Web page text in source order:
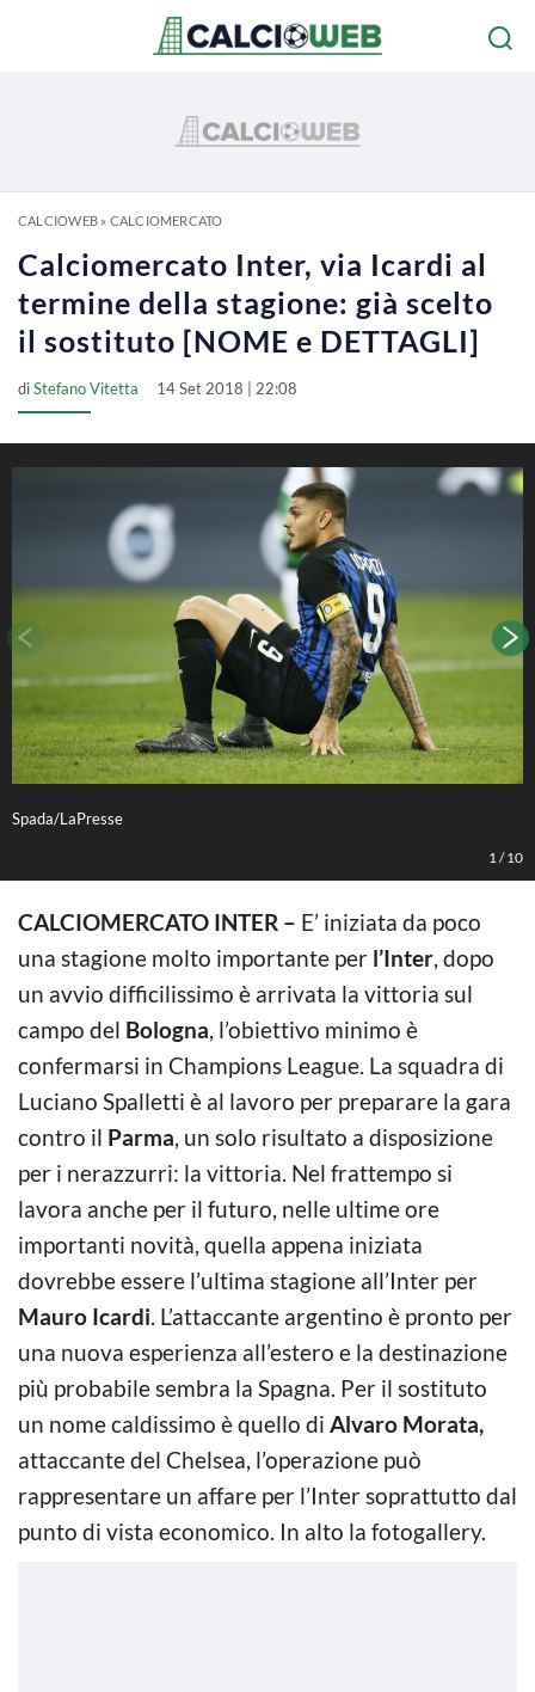
CALCIOWEB» CALCIOMERCATO
Calciomercato Inter, via Icardi al
termine della stagione: già scelto
il sostituto [NOME e DETTAGLI]
diStefano Vitetta 14 Set 2018 | 22:08
Spada/LaPresse
1 /10
CALCIOMERCATO INTER – E’ iniziata da poco
una stagione molto importante per l’Inter, dopo
un avvio difficilissimo è arrivata la vittoria sul
campo del Bologna, l’obiettivo minimo è
confermarsi in Champions League. La squadra di
Luciano Spalletti è al lavoro per preparare la gara
contro il Parma, un solo risultato a disposizione
per i nerazzurri: la vittoria. Nel frattempo si
lavora anche per il futuro, nelle ultime ore
importanti novità, quella appena iniziata
dovrebbe essere l’ultima stagione all’Inter per
Mauro Icardi. L’attaccante argentino è pronto per
una nuova esperienza all’estero e la destinazione
più probabile sembra la Spagna. Per il sostituto
un nome caldissimo è quello di Alvaro Morata,
attaccante del Chelsea, l’operazione può
rappresentare un affare per l’Inter soprattutto dal
punto di vista economico. In alto la fotogallery.